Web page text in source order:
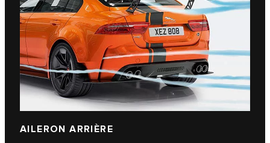
AILERON ARRIÈRE